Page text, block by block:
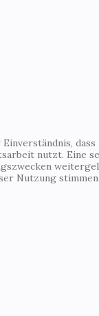
dass
nutzt. Eine
Nutzung